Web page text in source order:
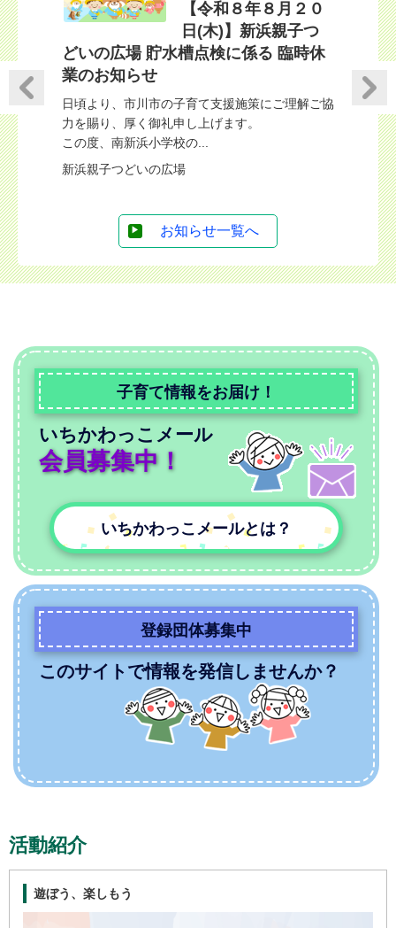
親子
【令和８年８月２０
日(木)】新浜親子つ
どいの広場 貯水槽点検に係る 臨時休
業のお知らせ
日頃より、市川市の子育て支援施策にご理解ご協
力を賜り、厚く御礼申し上げます。
この度、南新浜小学校の...
新浜親子つどいの広場
予定表
みなさん
８月水遊
（予約な
8/20（
こあらっ
お知らせ一覧へ
子育て情報をお届け！
いちかわっこメール
会員募集中！
いちかわっこメールとは？
登録団体募集中
このサイトで情報を発信しませんか？
活動紹介
遊ぼう、楽しもう